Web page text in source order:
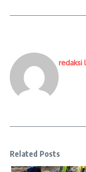
redaksi
Related Posts